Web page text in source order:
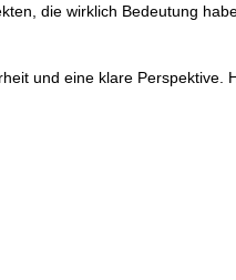
die wirklich Bedeutung
und eine klare